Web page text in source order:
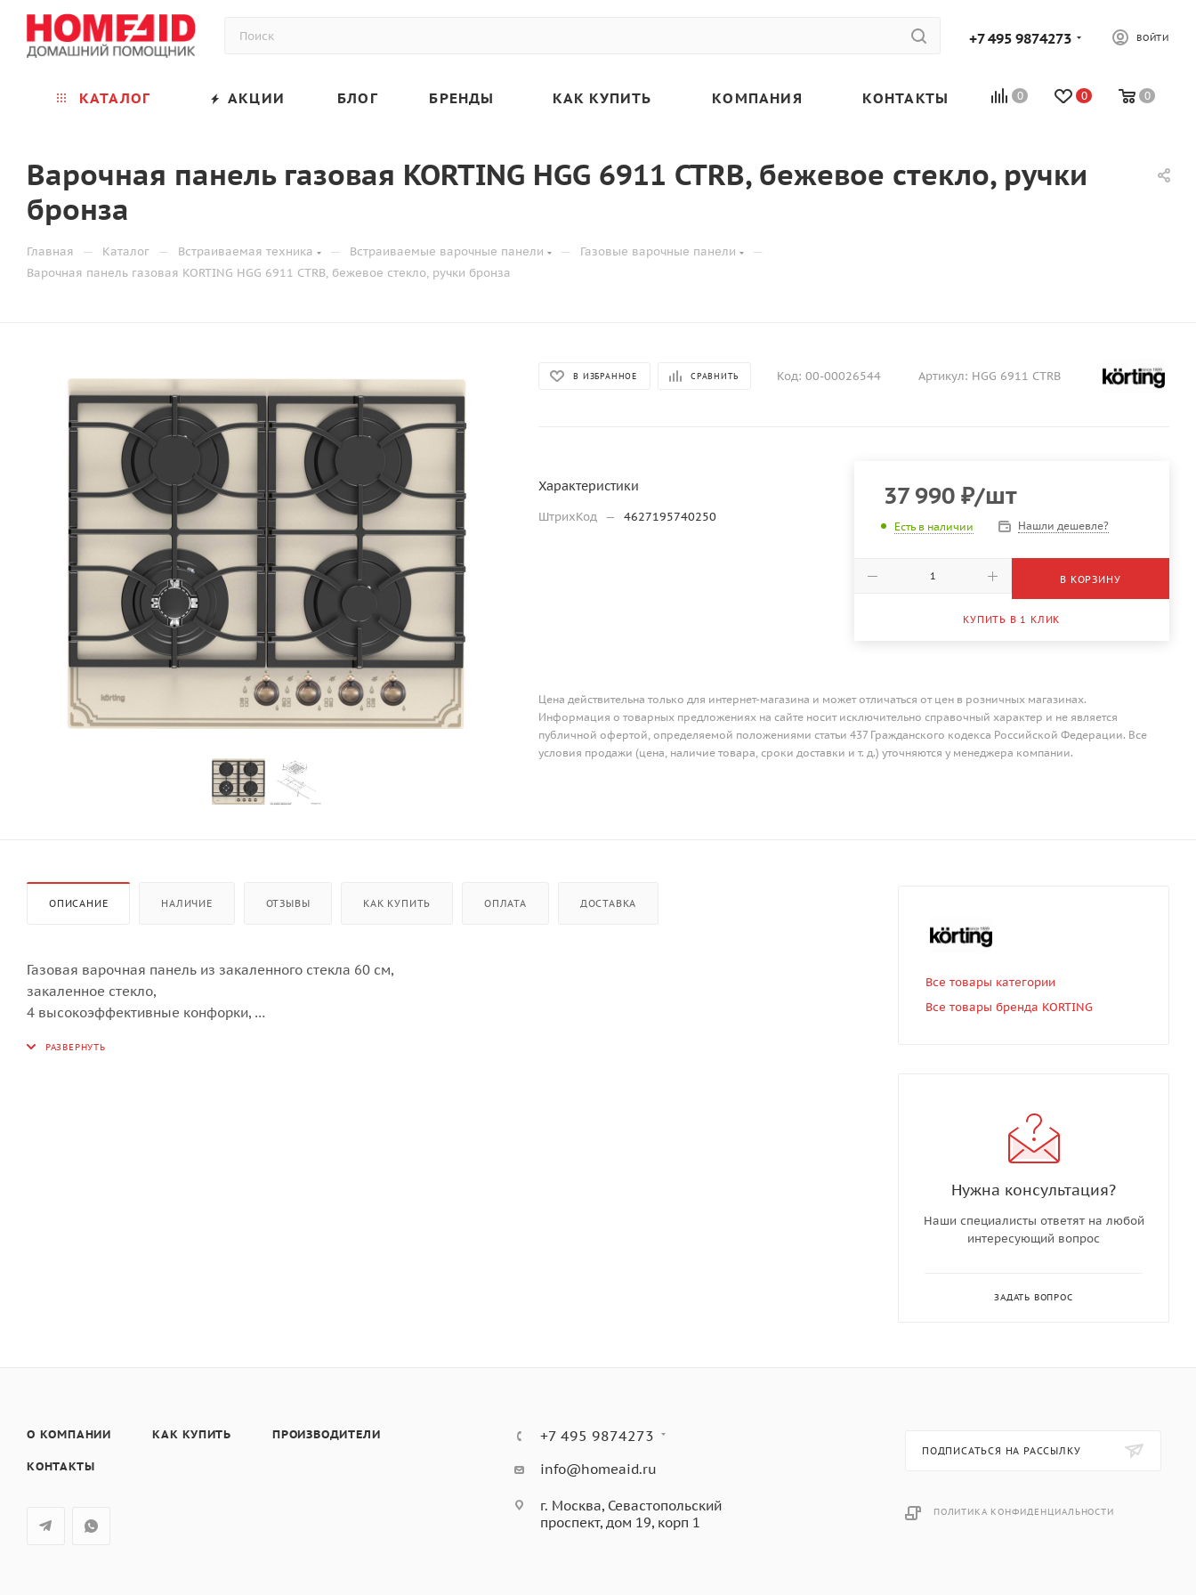
+7 495 9874273 ВОЙТИ
0 0 0
КАТАЛОГ АКЦИИ БЛОГ БРЕНДЫ КАК КУПИТЬ КОМПАНИЯ КОНТАКТЫ
Варочная панель газовая KORTING HGG 6911 CTRB, бежевое стекло, ручки
бронза
Главная — Каталог — Встраиваемая техника — Встраиваемые варочные панели — Газовые варочные панели —
Варочная панель газовая KORTING HGG 6911 CTRB, бежевое стекло, ручки бронза
В ИЗБРАННОЕ СРАВНИТЬ Код: 00-00026544 Артикул: HGG 6911 CTRB
Характеристики
ШтрихКод — 4627195740250
37 990₽/шт
Есть в наличии Нашли дешевле?
В КОРЗИНУ
КУПИТЬ В 1 КЛИК
Цена действительна только для интернет-магазина и может отличаться от цен в розничных магазинах.
Информация о товарных предложениях на сайте носит исключительно справочный характер и не является
публичной офертой, определяемой положениями статьи 437 Гражданского кодекса Российской Федерации. Все
условия продажи (цена, наличие товара, сроки доставки и т. д.) уточняются у менеджера компании.
ОПИСАНИЕ НАЛИЧИЕ ОТЗЫВЫ КАК КУПИТЬ ОПЛАТА ДОСТАВКА
Газовая варочная панель из закаленного стекла 60 см,
закаленное стекло,
4 высокоэффективные конфорки,
автоматический электроподжиг,
Все товары категории
Все товары бренда KORTING
Нужна консультация?
Наши специалисты ответят на любой
интересующий вопрос
ЗАДАТЬ ВОПРОС
О КОМПАНИИ КАК КУПИТЬ ПРОИЗВОДИТЕЛИ
КОНТАКТЫ
+7 495 9874273
info@homeaid.ru
г. Москва, Севастопольский
проспект, дом 19, корп 1
ПОДПИСАТЬСЯ НА РАССЫЛКУ
ПОЛИТИКА КОНФИДЕНЦИАЛЬНОСТИ